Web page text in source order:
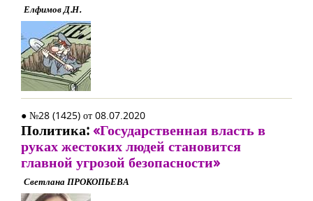
Елфимов Д.Н.
● №28 (1425) от 08.07.2020
Политика:«Государственная власть в
руках жестоких людей становится
главной угрозой безопасности»
Светлана ПРОКОПЬЕВА